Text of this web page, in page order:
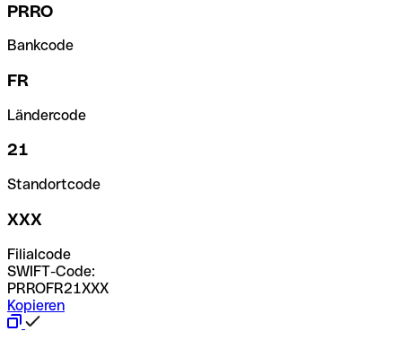
PRRO
Bankcode
FR
Ländercode
21
Standortcode
XXX
Filialcode
SWIFT-Code:
PRROFR21XXX
Kopieren